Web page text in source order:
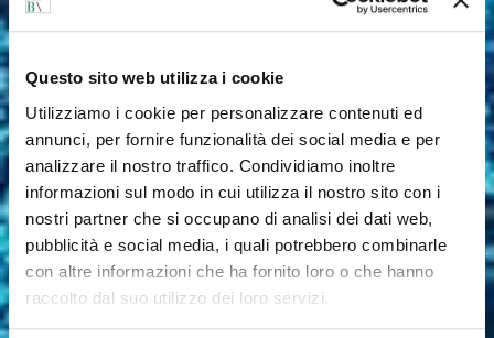
Questo sito web utilizza i cookie
Utilizziamo i cookie per personalizzare contenuti ed
annunci, per fornire funzionalità dei social media e per
analizzare il nostro traffico. Condividiamo inoltre
informazioni sul modo in cui utilizza il nostro sito con i
nostri partner che si occupano di analisi dei dati web,
pubblicità e social media, i quali potrebbero combinarle
con altre informazioni che ha fornito loro o che hanno
raccolto dal suo utilizzo dei loro servizi.